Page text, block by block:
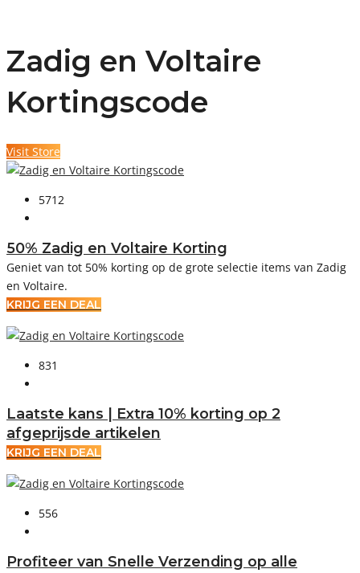
Zadig en Voltaire
Kortingscode
Visit Store
5712
50% Zadig en Voltaire Korting
Geniet van tot 50% korting op de grote selectie items van Zadig
en Voltaire.
KRIJG EEN DEAL
831
Laatste kans | Extra 10% korting op 2
afgeprijsde artikelen
KRIJG EEN DEAL
556
Profiteer van Snelle Verzending op alle